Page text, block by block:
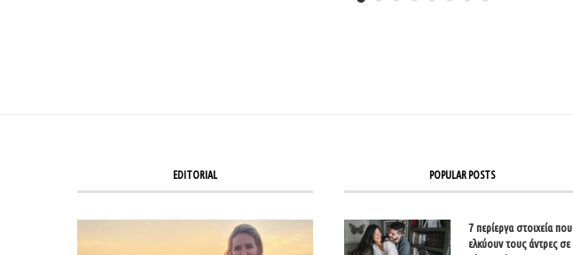
EDITORIAL POPULAR POSTS
7 περίεργα στοιχεία που
ελκύουν τους άντρες σε